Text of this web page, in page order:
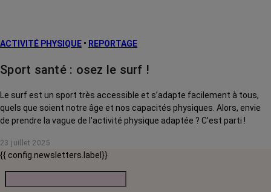
ACTIVITÉ PHYSIQUE • REPORTAGE
Sport santé : osez le surf !
Le surf est un sport très accessible et s’adapte facilement à tous,
quels que soient notre âge et nos capacités physiques. Alors, envie
de prendre la vague de l'activité physique adaptée ? C'est parti !
23 juillet 2025
{{ config.newsletters.label}}